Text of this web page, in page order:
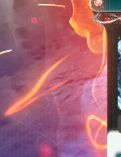
Assassin's Creed Black Flag
Resynced (2026) PC